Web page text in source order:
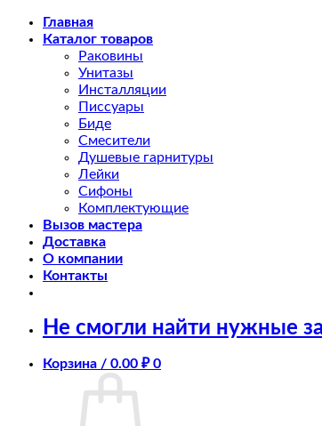
Skip
Главная
Каталог товаров
Раковины
Унитазы
Инсталляции
Писсуары
Биде
Смесители
Душевые гарнитуры
Лейки
Сифоны
Комплектующие
Вызов мастера
Доставка
О компании
Контакты
Не смогли найти нужные
Корзина / 0.00 ₽ 0